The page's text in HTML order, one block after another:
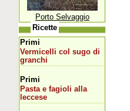
Porto Selvaggio
Ricette
Primi
Vermicelli col sugo di
granchi
Primi
Pasta e fagioli alla
leccese